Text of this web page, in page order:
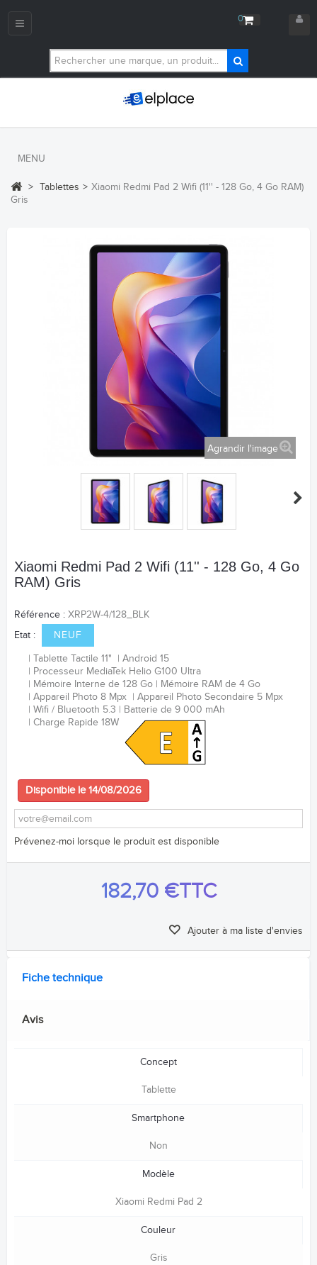
0
Navigation
MENU
> Tablettes > Xiaomi Redmi Pad 2 Wifi (11'' - 128 Go, 4 Go RAM)
Gris
Agrandir l'image
Xiaomi Redmi Pad 2 Wifi (11'' - 128 Go, 4 Go
RAM) Gris
Référence : XRP2W-4/128_BLK
Etat :
NEUF
Tablette Tactile 11"
Android 15
Processeur MediaTek Helio G100 Ultra
Mémoire Interne de 128 Go
Mémoire RAM de 4 Go
Appareil Photo 8 Mpx
Appareil Photo Secondaire 5 Mpx
Wifi / Bluetooth 5.3
Batterie de 9 000 mAh
Charge Rapide 18W
Disponible le 14/08/2026
Prévenez-moi lorsque le produit est disponible
182,70 €TTC
Ajouter à ma liste d'envies
Fiche technique
Avis
Concept
Tablette
Smartphone
Non
Modèle
Xiaomi Redmi Pad 2
Couleur
Gris